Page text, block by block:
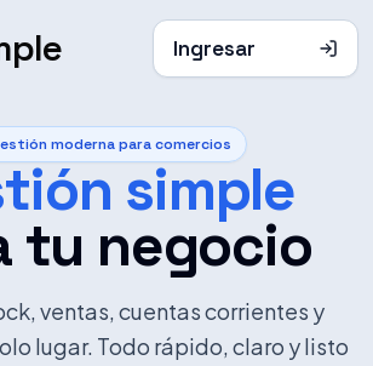
Ingresar
moderna para comercios
simple
tu negocio
ventas, cuentas corrientes y
lugar. Todo rápido, claro y listo